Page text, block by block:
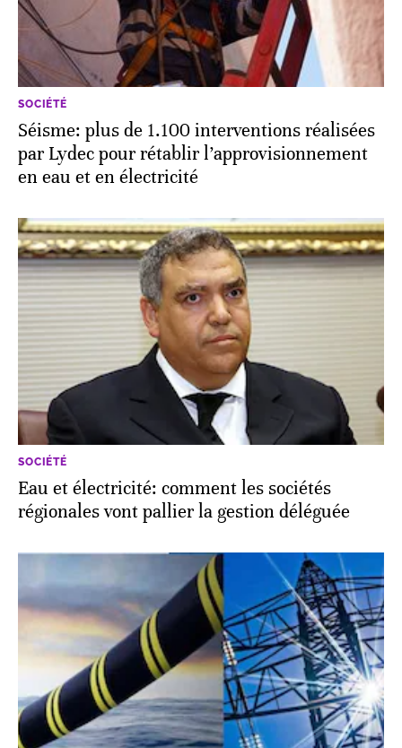
SOCIÉTÉ
Séisme: plus de 1.100 interventions réalisées
par Lydec pour rétablir l’approvisionnement
en eau et en électricité
SOCIÉTÉ
Eau et électricité: comment les sociétés
régionales vont pallier la gestion déléguée